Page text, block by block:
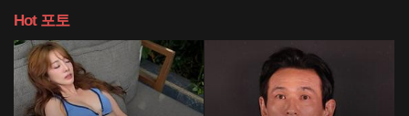
Hot포토